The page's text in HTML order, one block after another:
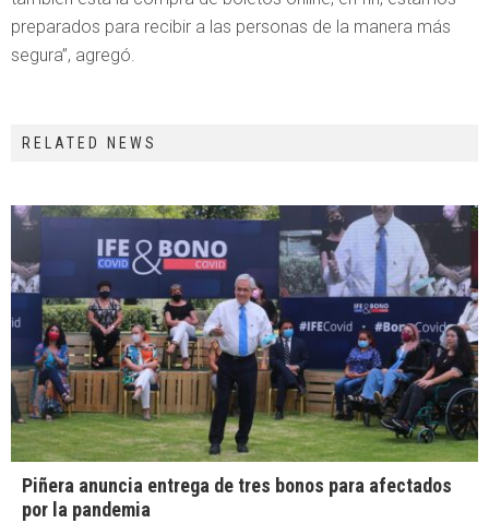
preparados para recibir a las personas de la manera más
segura”, agregó.
RELATED NEWS
Piñera anuncia entrega de tres bonos para afectados
por la pandemia